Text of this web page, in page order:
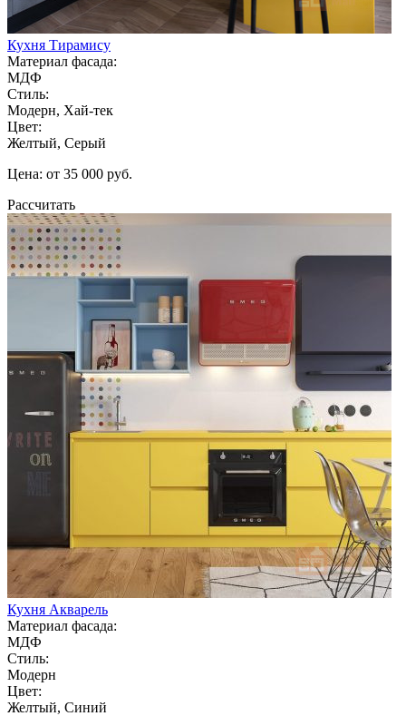
Кухня Тирамису
Материал фасада:
МДФ
Стиль:
Модерн, Хай-тек
Цвет:
Желтый, Серый
Цена: от 35 000 руб.
Рассчитать
Кухня Акварель
Материал фасада:
МДФ
Стиль:
Модерн
Цвет:
Желтый, Синий